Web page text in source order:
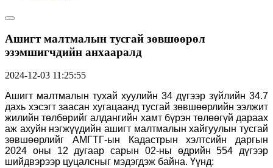
Ашигт малтмалын тусгай зөвшөөрөл
эзэмшигчдийн анхааралд
2024-12-03 11:25:55
Ашигт малтмалын тухай хуулийн 34 дүгээр зүйлийн 34.7
дахь хэсэгт заасан хугацаанд тусгай зөвшөөрлийн ээлжит
жилийн төлбөрийг алдангийн хамт бүрэн төлөөгүй дараах
аж ахуйн нэгжүүдийн ашигт малтмалын хайгуулын тусгай
зөвшөөрлийг АМГТГ-ын Кадастрын хэлтсийн даргын
2024 оны 12 дугаар сарын 02-ны өдрийн 554 дүгээр
шийдвэрээр цуцалсныг мэдэгдэж байна. Үүнд: